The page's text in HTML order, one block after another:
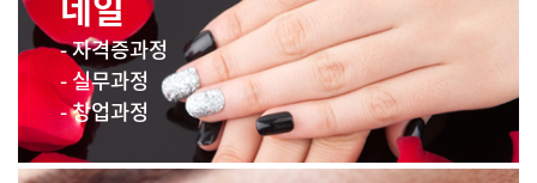
- 자격증과정
- 실무과정
- 창업과정